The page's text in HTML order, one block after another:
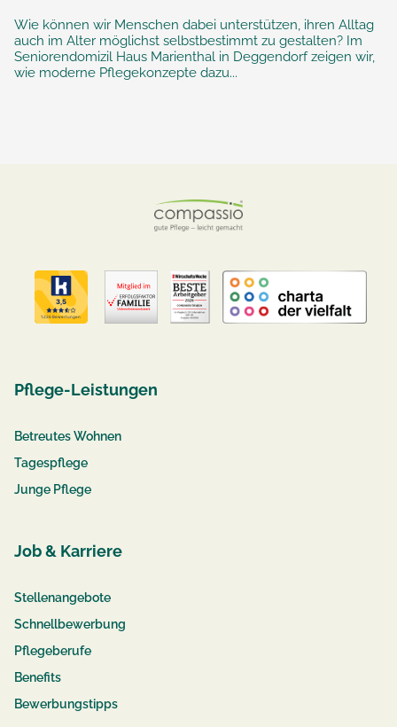
Wie können wir Menschen dabei unterstützen, ihren Alltag
auch im Alter möglichst selbstbestimmt zu gestalten? Im
Seniorendomizil Haus Marienthal in Deggendorf zeigen wir,
wie moderne Pflegekonzepte dazu...
Pflege-Leistungen
Betreutes Wohnen
Tagespflege
Junge Pflege
Job & Karriere
Stellenangebote
Schnellbewerbung
Pflegeberufe
Benefits
Bewerbungstipps